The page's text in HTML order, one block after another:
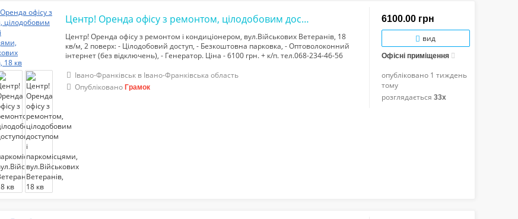
Центр! Оренда офісу з ремонтом, цілодобовим доступом і паркомісцями, вул.Військо...
Центр! Оренда офісу з ремонтом і кондиціонером, вул.Військових Ветеранів, 18
кв/м, 2 поверх: - Цілодобовий доступ, - Безкоштовна парковка, - Оптоволоконний
інтернет (без відключень), - Генератор. Ціна - 6100 грн. + к/п. тел.068-234-46-56
Івано-Франківськ в Івано-Франківська область
ОпублікованоГрамок
6100.00 грн
вид
Офісні приміщення
опубліковано 1 тиждень
тому
розглядається 33x